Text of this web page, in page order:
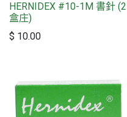
HERNIDEX #10-1M 書針 (2
盒庄)
$ 10.00